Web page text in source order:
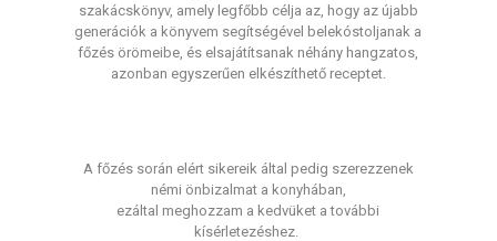
szakácskönyv, amely legfőbb célja az, hogy az újabb
generációk a könyvem segítségével belekóstoljanak a
főzés örömeibe, és elsajátítsanak néhány hangzatos,
azonban egyszerűen elkészíthető receptet.
A főzés során elért sikereik által pedig szerezzenek
némi önbizalmat a konyhában,
ezáltal meghozzam a kedvüket a további
kísérletezéshez.